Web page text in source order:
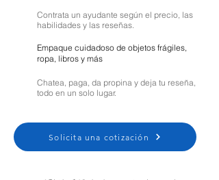
Contrata un ayudante según el precio, las
habilidades y las reseñas.
Empaque cuidadoso de objetos frágiles,
ropa, libros y más
Chatea, paga, da propina y deja tu reseña,
todo en un solo lugar.
Solicita una cotización